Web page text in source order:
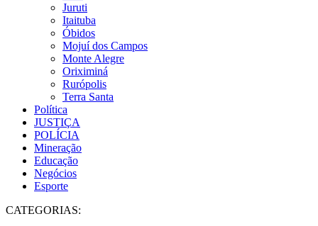
Juruti
Itaituba
Óbidos
Mojuí dos Campos
Monte Alegre
Oriximiná
Rurópolis
Terra Santa
Política
JUSTIÇA
POLÍCIA
Mineração
Educação
Negócios
Esporte
CATEGORIAS: